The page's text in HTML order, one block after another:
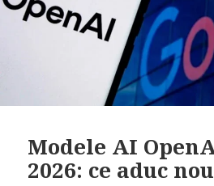
Modele AI
2026: ce aduc nou